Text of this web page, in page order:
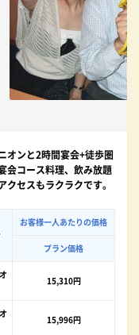
オンと2時間宴会+徒歩圏
会コース料理、飲み放題
セスもラクラクです。
お客様一人あたりの価格
プラン価格
15,310円
15,996円